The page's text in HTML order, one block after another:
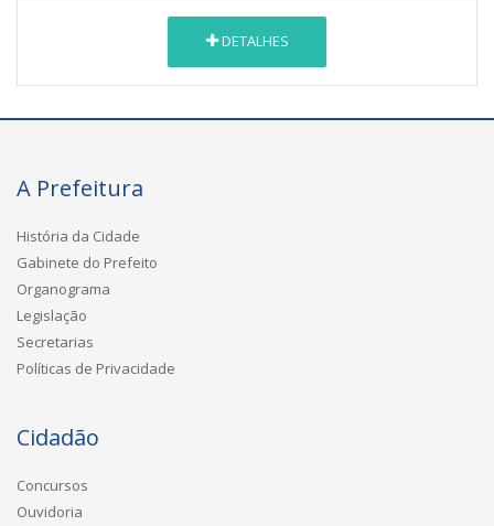
DETALHES
A Prefeitura
História da Cidade
Gabinete do Prefeito
Organograma
Legislação
Secretarias
Políticas de Privacidade
Cidadão
Concursos
Ouvidoria